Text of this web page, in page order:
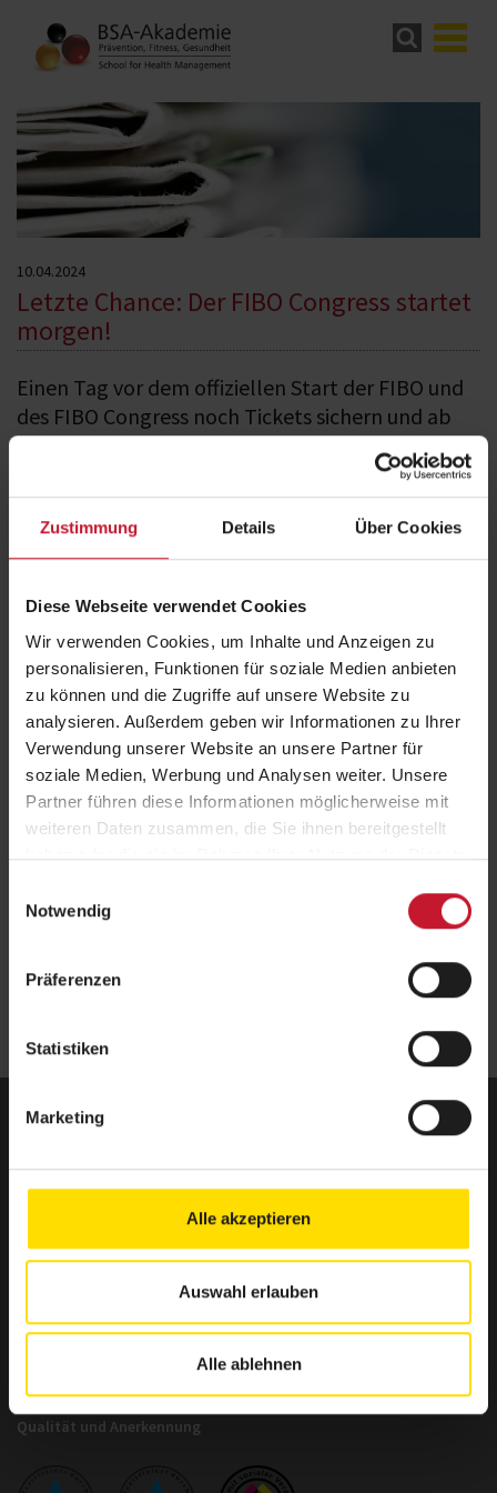
Zustimmung Details Über Cookies
Diese Webseite verwendet Cookies
Wir verwenden Cookies, um Inhalte und Anzeigen zu
personalisieren, Funktionen für soziale Medien anbieten
zu können und die Zugriffe auf unsere Website zu
analysieren. Außerdem geben wir Informationen zu Ihrer
Verwendung unserer Website an unsere Partner für
soziale Medien, Werbung und Analysen weiter. Unsere
Partner führen diese Informationen möglicherweise mit
weiteren Daten zusammen, die Sie ihnen bereitgestellt
haben oder die sie im Rahmen Ihrer Nutzung der Dienste
Notwendig
Präferenzen
Statistiken
Marketing
Alle akzeptieren
Auswahl erlauben
Alle ablehnen
10.04.2024
Letzte Chance: Der FIBO Congress startet
morgen!
Einen Tag vor dem offiziellen Start der FIBO und
des FIBO Congress noch Tickets sichern und ab
129 Euro von der unschlagbaren Kombination aus
Fachkongress und Fachmesse profitieren!
Sie haben schon ein FIBO-Ticket und möchten
sich den FIBO Congress keinesfalls entgehen
Dann nutzen Sie ab 89 Euro das Upgrade-Ticket und kommen Sie beim
FIBO Congress vorbei!
Freuen Sie sich auf …
über 80 Vorträge zu aktuellen branchenrelevanten Themen,
die Speakers Corner zum Austausch mit den renommierten
Referierenden und
die Kongress-Lounge inkl. Terrasse zum Netzwerken mit
Programm anschauen !
zur Übersicht
BSA-Akademie
Zentrale
Hermann-Neuberger-Straße 3
Telefax: +49 681 6855-100
Qualität und Anerkennung